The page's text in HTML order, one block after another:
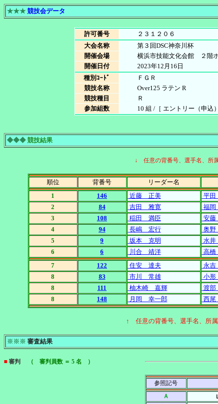
★★★ 競技会データ
許可番号
２３１２０６
大会名称
第３回DSC神奈川杯
開催会場
横浜市技能文化会館 ２階
開催日付
2023年12月16日
種別ｺｰﾄﾞ
ＦＧＲ
競技名称
Over125 ラテン R
競技種目
Ｒ
参加組数
10 組 /［ エントリー（申込
◆◆◆ 競技結果
↓ 任意の背番号、選手名、所
順位 背番号
リーダー名
1
146 近藤 正美
平
2
84 吉田 雅寛
福
3
108 稲田 満臣
安
4
94 長嶋 宏行
奥
5
9 坂本 克明
水
6
6 川合 靖洋
高
7
122 住安 達夫
永
8
83 市川 常雄
小
8
111 柚木崎 嘉輝
渡
8
148 月岡 幸一郎 西
↑ 任意の背番号、選手名、所
※※※ 審査結果
■ 審判 （ 審判員数 ＝ 5 名 ）
参照記号
Ａ